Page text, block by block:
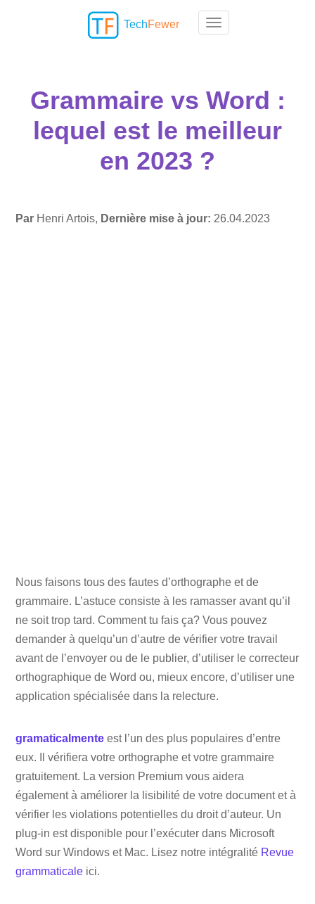
Toggle navigation
TechFewer
Grammaire vs Word :
lequel est le meilleur
en 2023 ?
Par Henri Artois, Dernière mise à jour: 26.04.2023
Nous faisons tous des fautes d’orthographe et de
grammaire. L’astuce consiste à les ramasser avant qu’il
ne soit trop tard. Comment tu fais ça? Vous pouvez
demander à quelqu’un d’autre de vérifier votre travail
avant de l’envoyer ou de le publier, d’utiliser le correcteur
orthographique de Word ou, mieux encore, d’utiliser une
application spécialisée dans la relecture.
gramaticalmente est l’un des plus populaires d’entre
eux. Il vérifiera votre orthographe et votre grammaire
gratuitement. La version Premium vous aidera
également à améliorer la lisibilité de votre document et à
vérifier les violations potentielles du droit d’auteur. Un
plug-in est disponible pour l’exécuter dans Microsoft
Word sur Windows et Mac. Lisez notre intégralité Revue
grammaticale ici.